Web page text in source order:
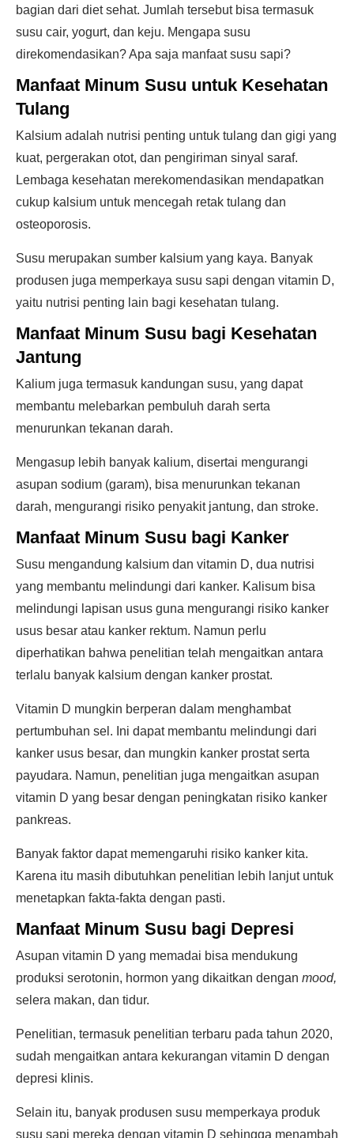
bagian dari diet sehat. Jumlah tersebut bisa termasuk
susu cair, yogurt, dan keju. Mengapa susu
direkomendasikan? Apa saja manfaat susu sapi?
Manfaat Minum Susu untuk Kesehatan
Tulang
Kalsium adalah nutrisi penting untuk tulang dan gigi yang
kuat, pergerakan otot, dan pengiriman sinyal saraf.
Lembaga kesehatan merekomendasikan mendapatkan
cukup kalsium untuk mencegah retak tulang dan
osteoporosis.
Susu merupakan sumber kalsium yang kaya. Banyak
produsen juga memperkaya susu sapi dengan vitamin D,
yaitu nutrisi penting lain bagi kesehatan tulang.
Manfaat Minum Susu bagi Kesehatan
Jantung
Kalium juga termasuk kandungan susu, yang dapat
membantu melebarkan pembuluh darah serta
menurunkan tekanan darah.
Mengasup lebih banyak kalium, disertai mengurangi
asupan sodium (garam), bisa menurunkan tekanan
darah, mengurangi risiko penyakit jantung, dan stroke.
Manfaat Minum Susu bagi Kanker
Susu mengandung kalsium dan vitamin D, dua nutrisi
yang membantu melindungi dari kanker. Kalisum bisa
melindungi lapisan usus guna mengurangi risiko kanker
usus besar atau kanker rektum. Namun perlu
diperhatikan bahwa penelitian telah mengaitkan antara
terlalu banyak kalsium dengan kanker prostat.
Vitamin D mungkin berperan dalam menghambat
pertumbuhan sel. Ini dapat membantu melindungi dari
kanker usus besar, dan mungkin kanker prostat serta
payudara. Namun, penelitian juga mengaitkan asupan
vitamin D yang besar dengan peningkatan risiko kanker
pankreas.
Banyak faktor dapat memengaruhi risiko kanker kita.
Karena itu masih dibutuhkan penelitian lebih lanjut untuk
menetapkan fakta-fakta dengan pasti.
Manfaat Minum Susu bagi Depresi
Asupan vitamin D yang memadai bisa mendukung
produksi serotonin, hormon yang dikaitkan dengan mood,
selera makan, dan tidur.
Penelitian, termasuk penelitian terbaru pada tahun 2020,
sudah mengaitkan antara kekurangan vitamin D dengan
depresi klinis.
Selain itu, banyak produsen susu memperkaya produk
susu sapi mereka dengan vitamin D sehingga menambah